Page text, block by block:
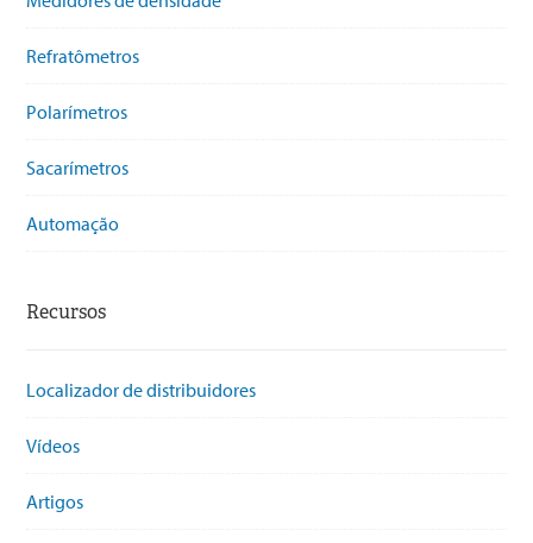
Refratômetros
Polarímetros
Sacarímetros
Automação
Recursos
Localizador de distribuidores
Vídeos
Artigos